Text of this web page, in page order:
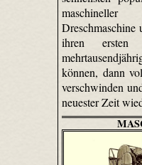
ihren
können, dann
verschwinden
neuester Zeit